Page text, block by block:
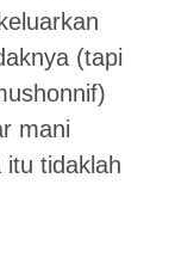
(tapi
mani
tidaklah